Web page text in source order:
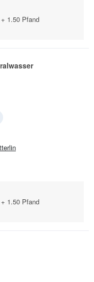
1.50 Pfand
1.50 Pfand